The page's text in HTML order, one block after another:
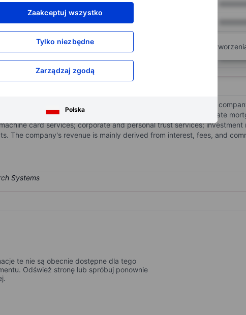
Zaakceptuj wszystko
Tylko niezbędne
Zarządzaj zgodą
Polska
XXXXXXX
XXXXXXX
XXXXXXX
XXXXXXX
kontoaby uzyskać dostęp do większej ilości narzędzi do
that provides commercial banking products and services. The
certificates of deposits; commercial, consumer, and real estate
card services; corporate and personal trust services; investment
The company's revenue is mainly derived from interest, fees, and
te nie są obecnie dostępne dla tego
Odśwież stronę lub spróbuj ponownie